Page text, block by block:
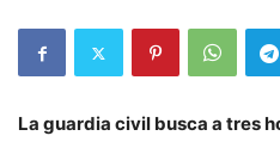
La guardia civil busca a tres